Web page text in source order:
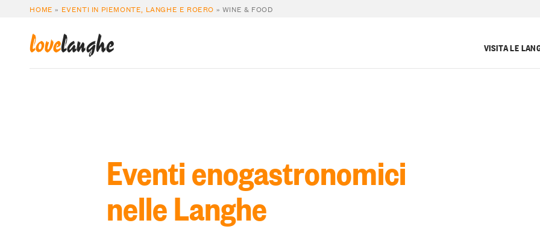
HOME » EVENTI IN PIEMONTE, LANGHE E ROERO » WINE & FOOD
lovelanghe VISITA LE
Eventi enogastronomici
nelle Langhe